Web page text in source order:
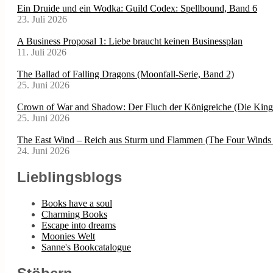
Ein Druide und ein Wodka: Guild Codex: Spellbound, Band 6
23. Juli 2026
A Business Proposal 1: Liebe braucht keinen Businessplan
11. Juli 2026
The Ballad of Falling Dragons (Moonfall-Serie, Band 2)
25. Juni 2026
Crown of War and Shadow: Der Fluch der Königreiche (Die
25. Juni 2026
The East Wind – Reich aus Sturm und Flammen (The Four Winds
24. Juni 2026
Lieblingsblogs
Books have a soul
Charming Books
Escape into dreams
Moonies Welt
Sanne's Bookcatalogue